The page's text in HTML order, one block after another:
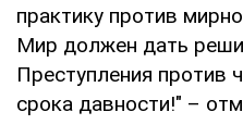
практику против
Мир должен дать
Преступления против
срока давности!" –